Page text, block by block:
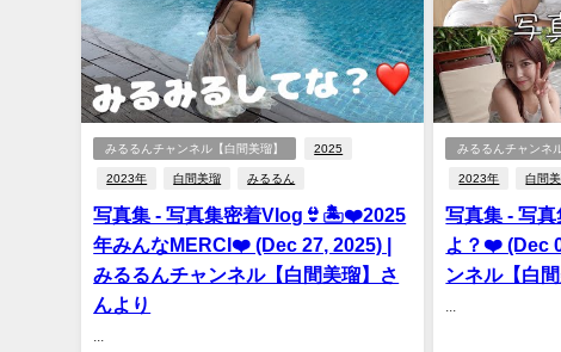
みるるんチャンネル【白間美瑠】 2025
2023年 白間美瑠 みるるん
写真集 - 写真集密着Vlog👙🏝️❤️2025
年みんなMERCI❤️ (Dec 27, 2025) |
みるるんチャンネル【白間美瑠】さ
んより
みるるんチャンネ
2023年 白間
写真集 - 写
よ？❤️ (Dec
ンネル【白